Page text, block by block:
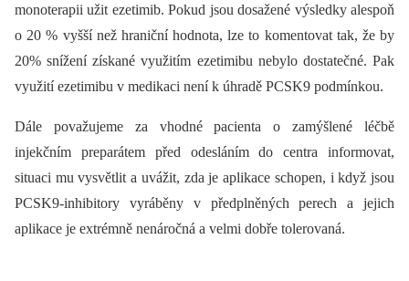
monoterapii užit ezetimib. Pokud jsou dosažené výsledky alespoň
o 20 % vyšší než hraniční hodnota, lze to komentovat tak, že by
20% snížení získané využitím ezetimibu nebylo dostatečné. Pak
využití ezetimibu v medikaci není k úhradě PCSK9 podmínkou.
Dále považujeme za vhodné pacienta o zamýšlené léčbě
injekčním preparátem před odesláním do centra informovat,
situaci mu vysvětlit a uvážit, zda je aplikace schopen, i když jsou
PCSK9-inhibitory vyráběny v předplněných perech a jejich
aplikace je extrémně nenáročná a velmi dobře tolerovaná.